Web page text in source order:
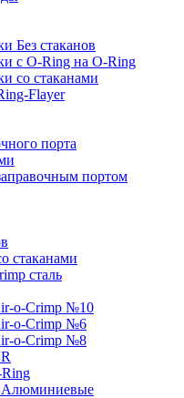
Без стаканов
с O-Ring на O-Ring
со стаканами
Flayer
порта
портом
стаканами
сталь
o-Crimp №10
o-Crimp №6
o-Crimp №8